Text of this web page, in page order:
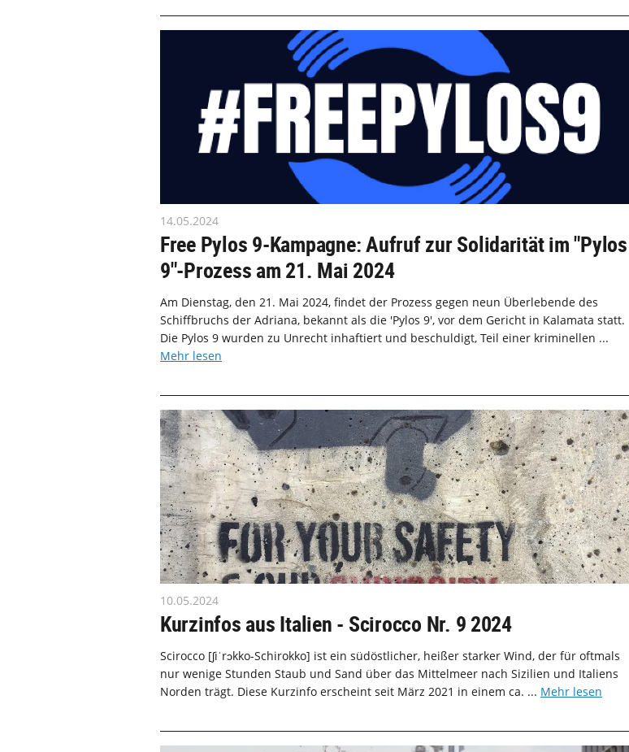
14.05.2024
Free Pylos 9-Kampagne: Aufruf zur Solidarität im "Pylos
9"-Prozess am 21. Mai 2024
Am Dienstag, den 21. Mai 2024, findet der Prozess gegen neun Überlebende des
Schiffbruchs der Adriana, bekannt als die 'Pylos 9', vor dem Gericht in Kalamata statt.
Die Pylos 9 wurden zu Unrecht inhaftiert und beschuldigt, Teil einer kriminellen ...
Mehr lesen
10.05.2024
Kurzinfos aus Italien - Scirocco Nr. 9 2024
Scirocco [ʃiˈrɔkko-Schirokko] ist ein südöstlicher, heißer starker Wind, der für oftmals
nur wenige Stunden Staub und Sand über das Mittelmeer nach Sizilien und Italiens
Norden trägt. Diese Kurzinfo erscheint seit März 2021 in einem ca. ... Mehr lesen